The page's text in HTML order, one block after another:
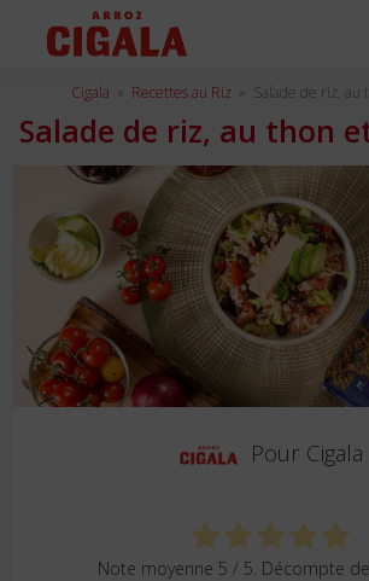
Cigala » Recettes au Riz » Salade de riz, au
Salade de riz, au thon
Pour Cigala
Note moyenne 5 / 5. Décompte